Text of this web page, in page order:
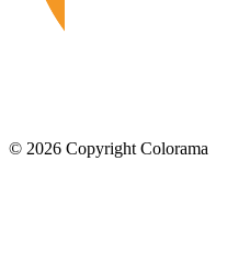
© 2026 Copyright Colorama